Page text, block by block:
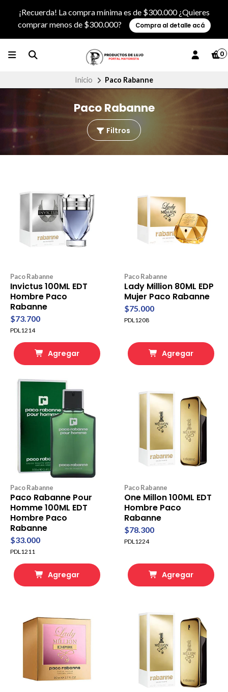
¡Recuerda! La compra mínima es de $300.000 ¿Quieres
comprar menos de $300.000?
Compra al detalle acá
0
Inicio Paco Rabanne
Paco Rabanne
Filtros
Paco Rabanne
Invictus 100ML EDT
Hombre Paco
Rabanne
$73.700
PDL1214
Agregar
Paco Rabanne
Lady Million 80ML EDP
Mujer Paco Rabanne
$75.000
PDL1208
Agregar
Paco Rabanne
Paco Rabanne Pour
Homme 100ML EDT
Hombre Paco
Rabanne
$33.000
PDL1211
Agregar
Paco Rabanne
One Millon 100ML EDT
Hombre Paco
Rabanne
$78.300
PDL1224
Agregar